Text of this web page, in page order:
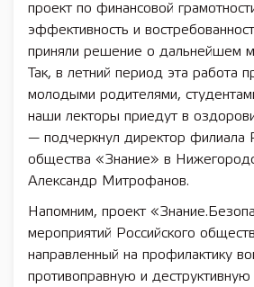
проект по финансовой
эффективность и
приняли решение о дальнейшем
Так, в летний период эта работа
молодыми родителями,
наши лекторы приедут в
— подчеркнул директор филиала
общества «Знание» в
Александр Митрофанов.
Напомним, проект
мероприятий Российского
направленный на профилактику
противоправную и деструктивную